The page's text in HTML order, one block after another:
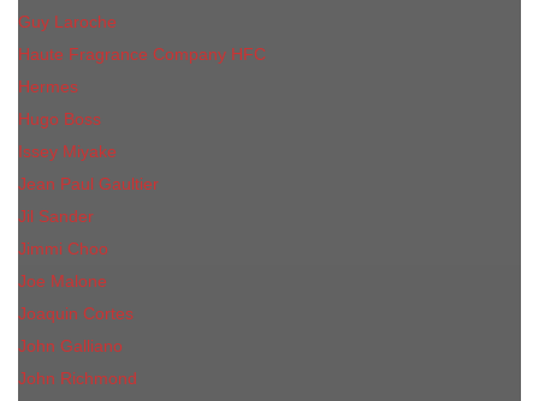
Guy Laroche
Haute Fragrance Company HFC
Hermes
Hugo Boss
Issey Miyake
Jean Paul Gaultier
Jil Sander
Jimmi Choo
Jое Malоnе
Joaquin Cortes
John Galliano
John Richmond